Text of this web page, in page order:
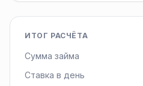
ИТОГ РАСЧЁТА
Сумма займа
Ставка в день